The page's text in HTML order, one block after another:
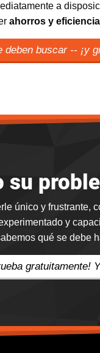
a
ahorros y
deben buscar -- ¡y
su
único y frustrante,
y
qué se debe
gratuitamente!